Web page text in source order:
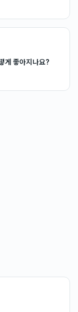
게 좋아지나요?